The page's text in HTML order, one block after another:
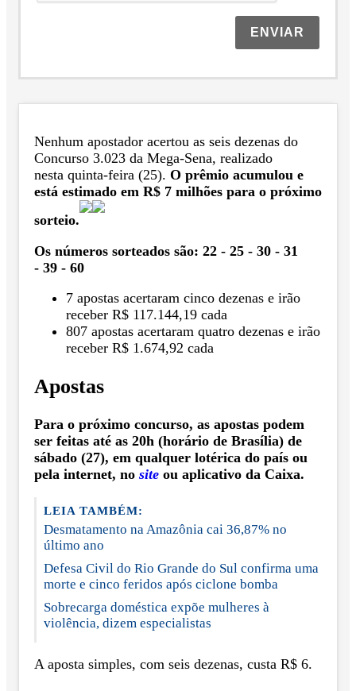
ENVIAR
Nenhum apostador acertou as seis dezenas do
Concurso 3.023 da Mega-Sena, realizado
nesta quinta-feira (25). O prêmio acumulou e
está estimado em R$ 7 milhões para o próximo
sorteio.
Os números sorteados são: 22 - 25 - 30 - 31
- 39 - 60
7 apostas acertaram cinco dezenas e irão
receber R$ 117.144,19 cada
807 apostas acertaram quatro dezenas e irão
receber R$ 1.674,92 cada
Apostas
Para o próximo concurso, as apostas podem
ser feitas até as 20h (horário de Brasília) de
sábado (27), em qualquer lotérica do país ou
pela internet, no site ou aplicativo da Caixa.
LEIA TAMBÉM:
Desmatamento na Amazônia cai 36,87% no
último ano
Defesa Civil do Rio Grande do Sul confirma uma
morte e cinco feridos após ciclone bomba
Sobrecarga doméstica expõe mulheres à
violência, dizem especialistas
A aposta simples, com seis dezenas, custa R$ 6.